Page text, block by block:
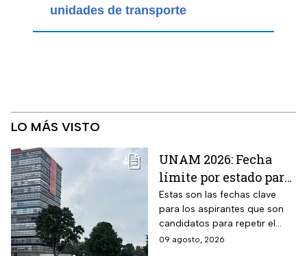
unidades de transporte
LO MÁS VISTO
UNAM 2026: Fecha
límite por estado para
sacar cita para el
Examen de Control
Estas son las fechas clave
para los aspirantes que son
candidatos para repetir el
examen de admisión de nivel
09 agosto, 2026